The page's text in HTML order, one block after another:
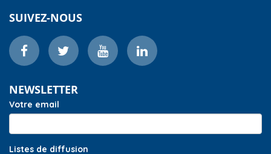
SUIVEZ-NOUS
NEWSLETTER
Votre email
Listes de diffusion